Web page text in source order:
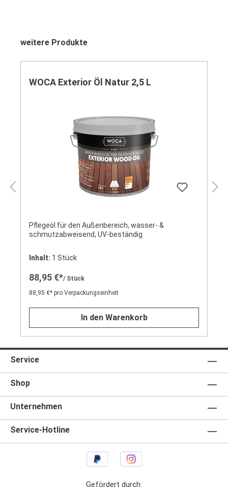
Produktgalerie überspringen
weitere Produkte
WOCA Exterior Öl Natur 2,5 L
Pflegeöl für den Außenbereich, wasser- &
schmutzabweisend, UV-beständig
Inhalt: 1 Stück
88,95 €*/ Stück
88,95 €* pro Verpackungseinheit
In den Warenkorb
Service
Shop
Unternehmen
Service-Hotline
Gefördert durch: